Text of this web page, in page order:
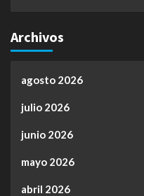
Archivos
agosto 2026
julio 2026
junio 2026
mayo 2026
abril 2026